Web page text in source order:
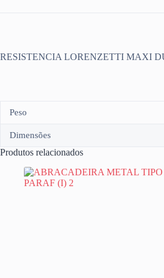
RESISTENCIA LORENZETTI MAXI
Peso
Dimensões
Produtos relacionados